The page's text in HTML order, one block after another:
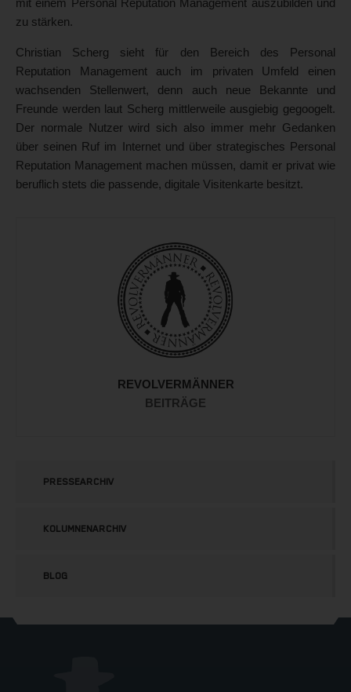
mit einem Personal Reputation Management auszubilden und
zu stärken.
Christian Scherg sieht für den Bereich des Personal
Reputation Management auch im privaten Umfeld einen
wachsenden Stellenwert, denn auch neue Bekannte und
Freunde werden laut Scherg mittlerweile ausgiebig gegoogelt.
Der normale Nutzer wird sich also immer mehr Gedanken
über seinen Ruf im Internet und über strategisches Personal
Reputation Management machen müssen, damit er privat wie
beruflich stets die passende, digitale Visitenkarte besitzt.
REVOLVERMÄNNER
BEITRÄGE
PRESSEARCHIV
KOLUMNENARCHIV
BLOG